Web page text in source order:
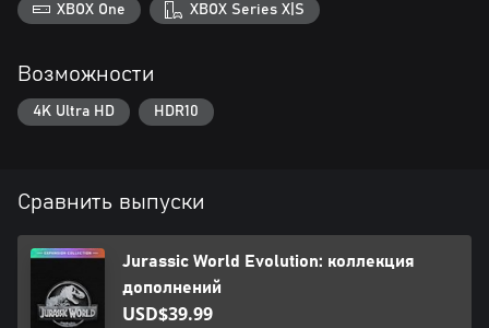
XBOX One XBOX Series X|S
Возможности
4K Ultra HD HDR10
Сравнить выпуски
Jurassic World Evolution: коллекция
дополнений
USD$39.99